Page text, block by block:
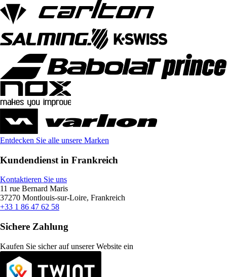
Entdecken Sie alle unsere Marken
Kundendienst in Frankreich
Kontaktieren Sie uns
11 rue Bernard Maris
37270 Montlouis-sur-Loire, Frankreich
+33 1 86 47 62 58
Sichere Zahlung
Kaufen Sie sicher auf unserer Website ein